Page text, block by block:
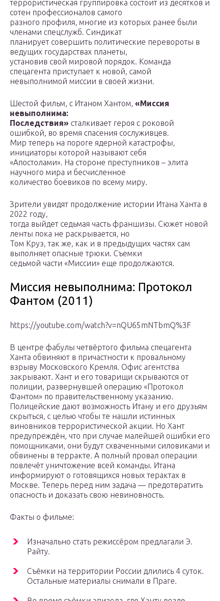
террористическая группировка состоит из десятков и
сотен профессионалов самого
разного профиля, многие из которых ранее были
членами спецслужб. Синдикат
планирует совершить политические перевороты в
ведущих государствах планеты,
установив свой мировой порядок. Команда
спецагента приступает к новой, самой
невыполнимой миссии в своей жизни.
Шестой фильм, с Итаном Хантом, «Миссия
невыполнима:
Последствия» сталкивает героя с роковой
ошибкой, во время спасения сослуживцев.
Мир теперь на пороге ядерной катастрофы,
инициаторы которой называют себя
«Апостолами». На стороне преступников – элита
научного мира и бесчисленное
количество боевиков по всему миру.
Зрители увидят продолжение истории Итана Ханта в
2022 году,
тогда выйдет седьмая часть франшизы. Сюжет новой
ленты пока не раскрывается, но
Том Круз, так же, как и в предыдущих частях сам
выполняет опасные трюки. Съемки
седьмой части «Миссии» еще продолжаются.
Миссия невыполнима: Протокол
Фантом (2011)
https://youtube.com/watch?v=nQU65mNTbmQ%3F
В центре фабулы четвёртого фильма спецагента
Ханта обвиняют в причастности к провальному
взрыву Московского Кремля. Офис агентства
закрывают. Хант и его товарищи скрываются от
полиции, развернувшей операцию «Протокол
Фантом» по правительственному указанию.
Полицейские дают возможность Итану и его друзьям
скрыться, с целью чтобы те нашли истинных
виновников террористической акции. Но Хант
предупреждён, что при случае малейшей ошибки его
помощниками, они будут схваченными силовиками и
обвинены в терракте. А полный провал операции
повлечёт уничтожение всей команды. Итана
информируют о готовящихся новых терактах в
Москве. Теперь перед ним задача — предотвратить
опасность и доказать свою невиновность.
Факты о фильме:
Изначально стать режиссёром предлагали Э.
Райту.
Съёмки на территории России длились 4 суток.
Остальные материалы снимали в Праге.